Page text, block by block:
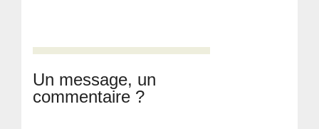
Un message, un
commentaire ?